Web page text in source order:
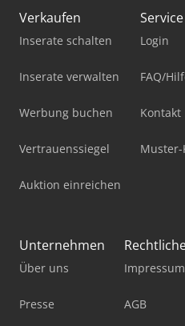
Verkaufen
Inserate schalten
Inserate verwalten
Werbung buchen
Vertrauenssiegel
Auktion einreichen
Login
FAQ/
Kontakt
Unternehmen
Über uns
Presse
Impressum
AGB